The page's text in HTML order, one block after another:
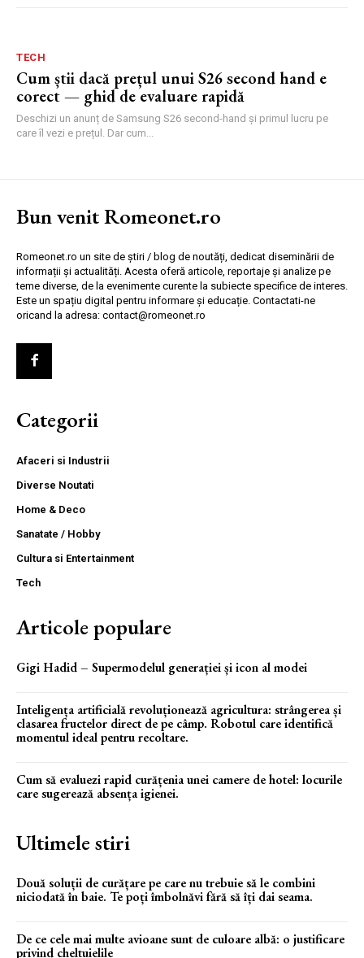
TECH
Cum știi dacă prețul unui S26 second hand e
corect — ghid de evaluare rapidă
Deschizi un anunț de Samsung S26 second-hand și primul lucru pe
care îl vezi e prețul. Dar cum...
Bun venit Romeonet.ro
Romeonet.ro un site de știri / blog de noutăți, dedicat diseminării de
informații și actualități. Acesta oferă articole, reportaje și analize pe
teme diverse, de la evenimente curente la subiecte specifice de interes.
Este un spațiu digital pentru informare și educație. Contactati-ne
oricand la adresa: contact@romeonet.ro
Categorii
Afaceri si Industrii
Diverse Noutati
Home & Deco
Sanatate / Hobby
Cultura si Entertainment
Tech
Articole populare
Gigi Hadid – Supermodelul generației și icon al modei
Inteligența artificială revoluționează agricultura: strângerea și
clasarea fructelor direct de pe câmp. Robotul care identifică
momentul ideal pentru recoltare.
Cum să evaluezi rapid curățenia unei camere de hotel: locurile
care sugerează absența igienei.
Ultimele stiri
Două soluții de curățare pe care nu trebuie să le combini
niciodată în baie. Te poți îmbolnăvi fără să îți dai seama.
De ce cele mai multe avioane sunt de culoare albă: o justificare
privind cheltuielile